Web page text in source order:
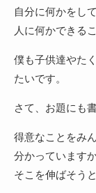
自分に何かをし
人に何かできる
僕も子供達やた
たいです。
さて、お題にも
得意なことをみ
分かっています
そこを伸ばそう